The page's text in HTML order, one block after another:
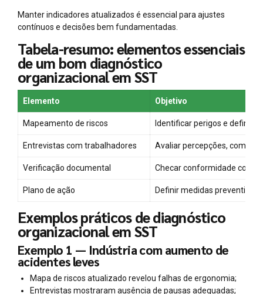
Manter indicadores atualizados é essencial para ajustes
contínuos e decisões bem fundamentadas.
Tabela-resumo: elementos essenciais
de um bom diagnóstico
organizacional em SST
Elemento Objetivo
Mapeamento de riscos Identificar perigos e definir
Entrevistas com trabalhadores Avaliar percepções,
Verificação documental Checar conformidade com
Plano de ação Definir medidas preventivas
Exemplos práticos de diagnóstico
organizacional em SST
Exemplo 1 — Indústria com aumento de
acidentes leves
Mapa de riscos atualizado revelou falhas de ergonomia;
Entrevistas mostraram ausência de pausas adequadas;